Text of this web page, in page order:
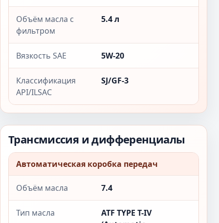
Объём масла с
фильтром
5.4 л
Вязкость SAE 5W-20
Классификация
API/ILSAC
SJ/GF-3
Трансмиссия и дифференциалы
Автоматическая коробка передач
Объём масла 7.4
Тип масла
ATF TYPE T-IV